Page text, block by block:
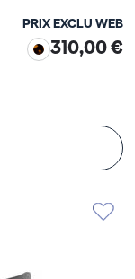
PRIX EXCLU WEB
310,00 €